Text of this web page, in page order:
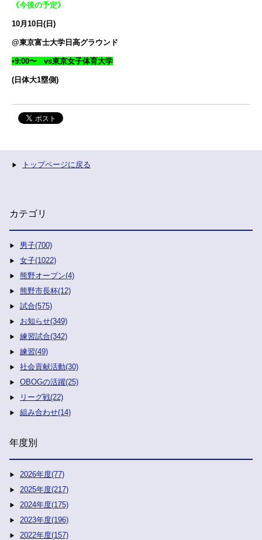
《今後の予定》
10月10日(日)
@東京富士大学日高グラウンド
•9:00〜 vs東京女子体育大学
(日体大1塁側)
トップページに戻る
カテゴリ
男子(700)
女子(1022)
熊野オープン(4)
熊野市長杯(12)
試合(575)
お知らせ(349)
練習試合(342)
練習(49)
社会貢献活動(30)
OBOGの活躍(25)
リーグ戦(22)
組み合わせ(14)
年度別
2026年度(77)
2025年度(217)
2024年度(175)
2023年度(196)
2022年度(157)